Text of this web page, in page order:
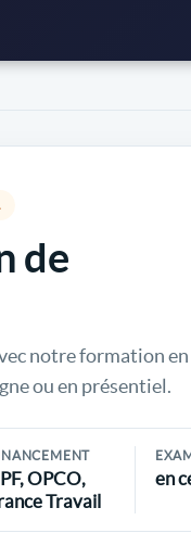
de
notre formation
ou en présentiel.
OPCO,
Travail
en